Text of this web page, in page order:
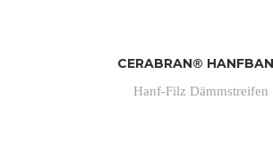
CERABRAN®
Hanf-Filz Dämmstreifen